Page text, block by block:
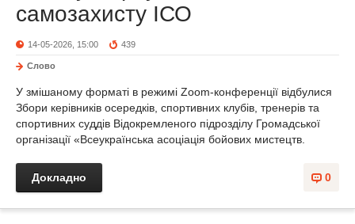
самозахисту ІСО
14-05-2026, 15:00 439
Слово
У змішаному форматі в режимі Zoom-конференції відбулися
Збори керівників осередків, спортивних клубів, тренерів та
спортивних суддів Відокремленого підрозділу Громадської
організації «Всеукраїнська асоціація бойових мистецтв.
0
Докладно